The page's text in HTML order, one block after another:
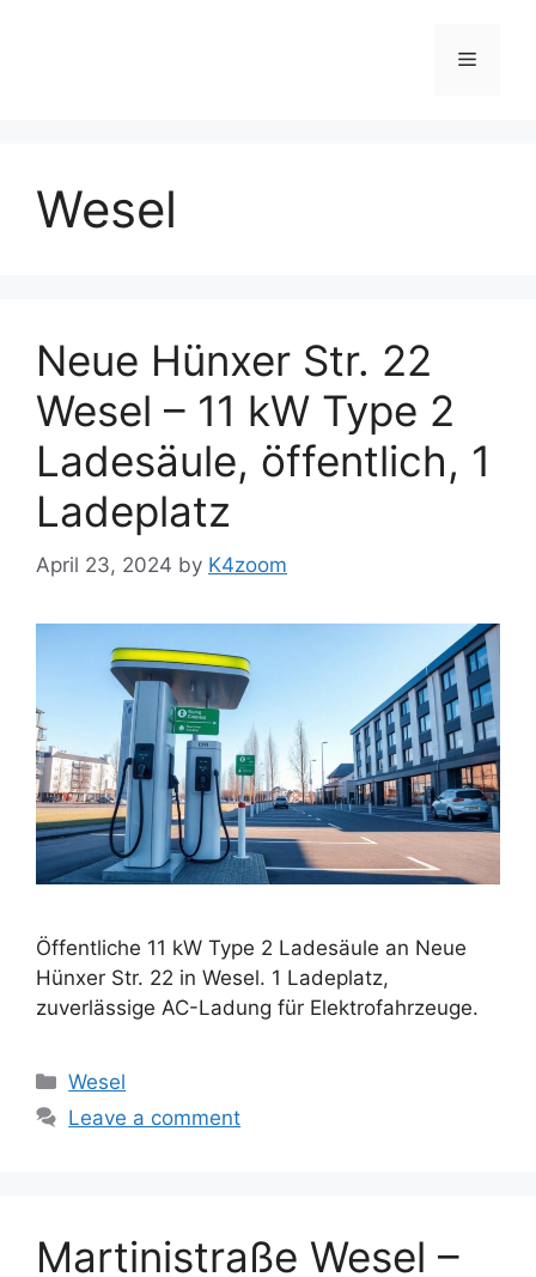
Menu
Wesel
Neue Hünxer Str. 22
Wesel – 11 kW Type 2
Ladesäule, öffentlich, 1
Ladeplatz
April 23, 2024 by K4zoom
Öffentliche 11 kW Type 2 Ladesäule an Neue
Hünxer Str. 22 in Wesel. 1 Ladeplatz,
zuverlässige AC-Ladung für Elektrofahrzeuge.
Categories
Wesel
Leave a comment
Martinistraße Wesel –